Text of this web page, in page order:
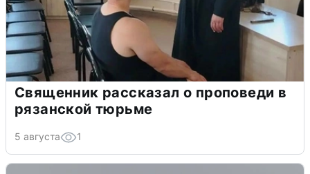
Священник рассказал о проповеди в
рязанской тюрьме
5 августа 1